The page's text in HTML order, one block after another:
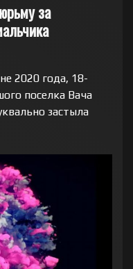
за
2020 года, 18-
поселка Вача
застыла